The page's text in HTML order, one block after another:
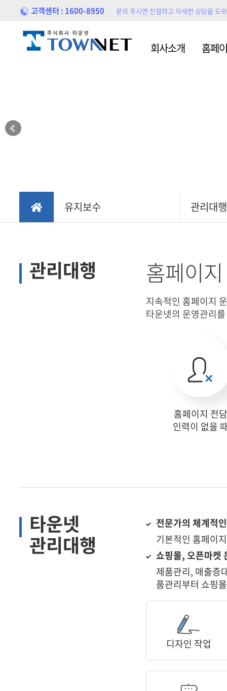
고객센터 : 1600-8950 문의 주시면 친절하고 자세한 상담을 도
회사소개 홈페
홈페이지제작 홍보
부가서비스 키워
SSL
웹호
온라인문의 견적
공지
유지보수 관리대
관리대행 홈페이
지속적인 홈페이지
타운넷의 운영관리
홈페이지 전담
인력이 없을
타운넷
관리대행
전문가의 체계적
기본적인 홈페이
쇼핑몰, 오픈마켓
제품관리, 매출증
품관리부터 쇼핑
디자인 작업